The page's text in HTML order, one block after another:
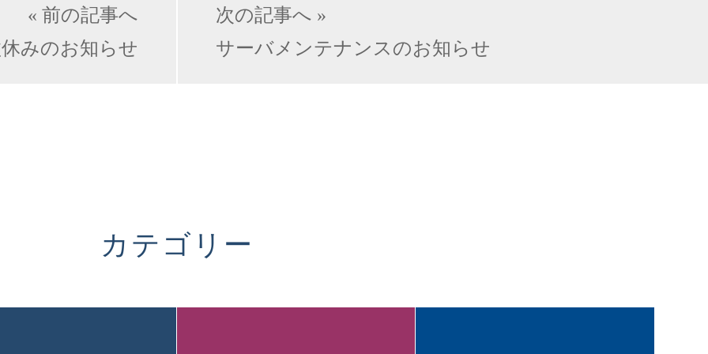
« 前の記事へ
みのお知らせ
次の記事へ »
サーバメンテナンスのお知らせ
カテゴリー